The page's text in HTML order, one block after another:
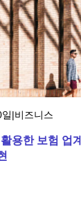
|비즈니스
용한 보험 업